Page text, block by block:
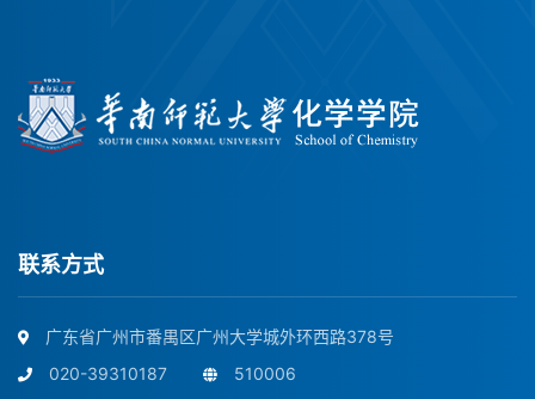
联系方式
广东省广州市番禺区广州大学城外环西路378号
020-39310187
510006